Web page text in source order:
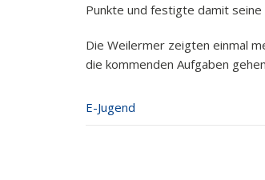
Punkte und festigte damit
Die Weilermer zeigten einmal
die kommenden Aufgaben
E-Jugend